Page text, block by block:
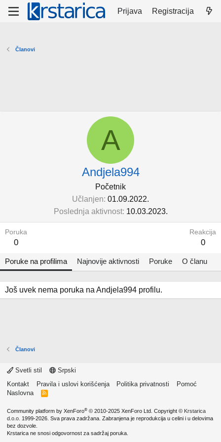
Prijava Registracija
Članovi
A
Andjela994
Početnik
Učlanjen 01.09.2022.
Poslednja aktivnost 10.03.2023.
Poruka
0
Reakcija
0
Poruke na profilima Najnovije aktivnosti Poruke O članu
Još uvek nema poruka na Andjela994 profilu.
Članovi
Svetli stil
Srpski
Kontakt
Pravila i uslovi korišćenja Politika privatnosti
Pomoć
Naslovna
R
Community platform by XenForo® © 2010-2025 XenForo Ltd. Copyright © Krstarica
d.o.o. 1999-2026. Sva prava zadržana. Zabranjena je reprodukcija u celini i u delovima
bez dozvole.
Krstarica ne snosi odgovornost za sadržaj poruka.